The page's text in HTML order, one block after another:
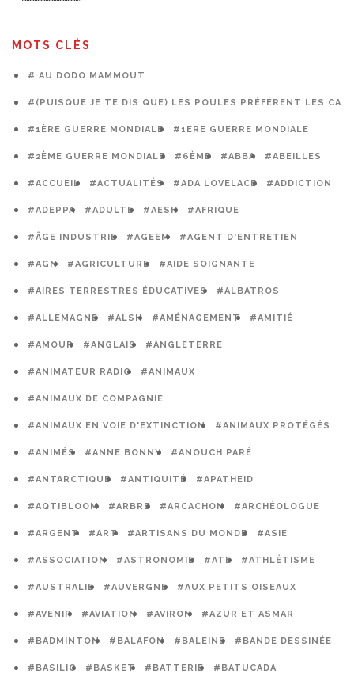
MOTS CLÉS
# AU DODO MAMMOUT
#(PUISQUE JE TE DIS QUE) LES POULES PRÉFÈRENT LES
#1ÈRE GUERRE MONDIALE #1ERE GUERRE MONDIALE
#2ÈME GUERRE MONDIALE #6ÈME #ABBA #ABEILLES
#ACCUEIL #ACTUALITÉS #ADA LOVELACE #ADDICTION
#ADEPPA #ADULTE #AESH #AFRIQUE
#ÂGE INDUSTRIE #AGEEM #AGENT D'ENTRETIEN
#AGN #AGRICULTURE #AIDE SOIGNANTE
#AIRES TERRESTRES ÉDUCATIVES #ALBATROS
#ALLEMAGNE #ALSH #AMÉNAGEMENT #AMITIÉ
#AMOUR #ANGLAIS #ANGLETERRE
#ANIMATEUR RADIO #ANIMAUX
#ANIMAUX DE COMPAGNIE
#ANIMAUX EN VOIE D'EXTINCTION #ANIMAUX PROTÉGÉS
#ANIMÉS #ANNE BONNY #ANOUCH PARÉ
#ANTARCTIQUE #ANTIQUITÉ #APATHEID
#AQTIBLOOM #ARBRE #ARCACHON #ARCHÉOLOGUE
#ARGENT #ART #ARTISANS DU MONDE #ASIE
#ASSOCIATION #ASTRONOMIE #ATE #ATHLÉTISME
#AUSTRALIE #AUVERGNE #AUX PETITS OISEAUX
#AVENIR #AVIATION #AVIRON #AZUR ET ASMAR
#BADMINTON #BALAFON #BALEINE #BANDE DESSINÉE
#BASILIC #BASKET #BATTERIE #BATUCADA